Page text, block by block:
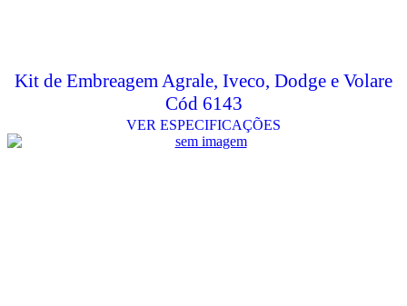
Kit de Embreagem Agrale, Iveco, Dodge e Volare
Cód 6143
VER ESPECIFICAÇÕES